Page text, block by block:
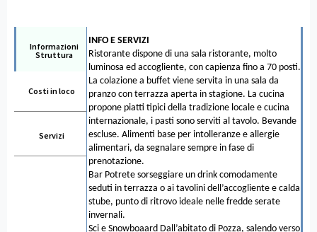
Informazioni
Struttura
Costi in loco
Servizi
INFO E SERVIZI
Ristorante dispone di una sala ristorante, molto
luminosa ed accogliente, con capienza fino a 70 posti.
La colazione a buffet viene servita in una sala da
pranzo con terrazza aperta in stagione. La cucina
propone piatti tipici della tradizione locale e cucina
internazionale, i pasti sono serviti al tavolo. Bevande
escluse. Alimenti base per intolleranze e allergie
alimentari, da segnalare sempre in fase di
prenotazione.
Bar Potrete sorseggiare un drink comodamente
seduti in terrazza o ai tavolini dell’accogliente e calda
stube, punto di ritrovo ideale nelle fredde serate
invernali.
Sci e Snowboaard Dall’abitato di Pozza, salendo verso